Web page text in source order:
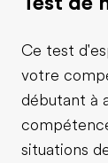
Ce test
votre
débutant à
situations